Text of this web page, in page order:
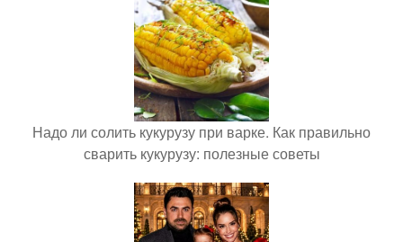
Надо ли солить кукурузу при варке. Как правильно
сварить кукурузу: полезные советы